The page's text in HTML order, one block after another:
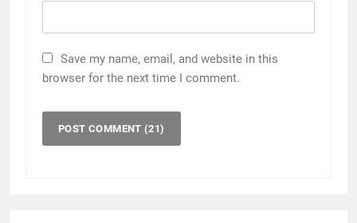
Save my name, email, and website in this
browser for the next time I comment.